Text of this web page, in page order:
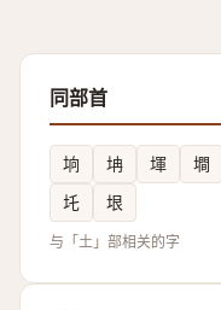
同部首
垧 㘱 堚 墹
圫
垠
与「土」部相关的字